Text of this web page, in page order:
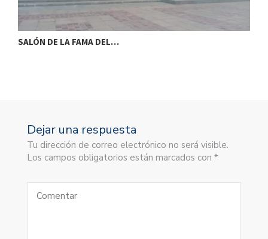
SALÓN DE LA FAMA DEL…
Dejar una respuesta
Tu dirección de correo electrónico no será visible.
Los campos obligatorios están marcados con *